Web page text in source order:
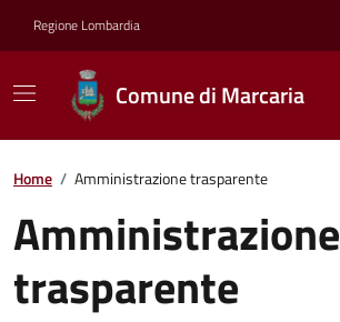
Regione Lombardia
Comune di Marcaria
Home / Amministrazione trasparente
Amministrazione
trasparente